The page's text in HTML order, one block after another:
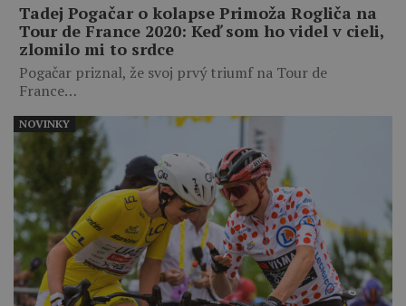
Tadej Pogačar o kolapse Primoža Rogliča na
Tour de France 2020: Keď som ho videl v cieli,
zlomilo mi to srdce
Pogačar priznal, že svoj prvý triumf na Tour de
France…
NOVINKY